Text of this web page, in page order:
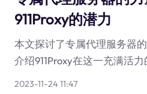
911Proxy的潜力
本文探讨了专属代理服务器
介绍911Proxy在这一充满活力
2023-11-24 11:47